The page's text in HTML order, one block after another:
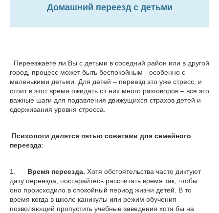
Домашний переезд с детьми
Переезжаете ли Вы с детьми в соседний район или в другой
город, процесс может быть беспокойным - особенно с
маленькими детьми. Для детей – переезд это уже стресс, и
стоит в этот время ожидать от них много разговоров – все это
важные шаги для подавления движущихся страхов детей и
сдерживания уровня стресса.
Психологи делятся пятью советами для семейного
переезда:
1. Время переезда. Хотя обстоятельства часто диктуют
дату переезда, постарайтесь рассчитать время так, чтобы
оно происходило в спокойный период жизни детей. В то
время когда в школе каникулы или режим обучения
позволяющий пропустить учебные заведения хотя бы на